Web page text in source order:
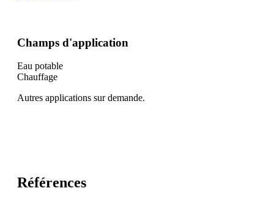
Champs d'application
Eau potable
Chauffage
Autres applications sur demande.
Références